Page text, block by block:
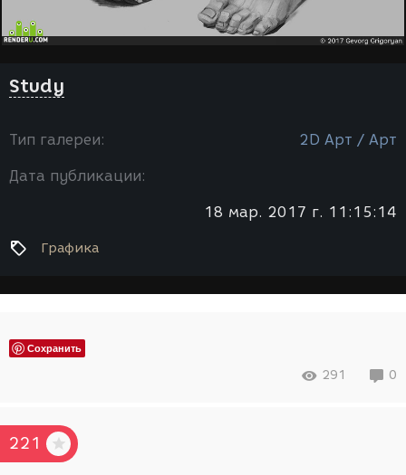
Study
Тип галереи: 2D Арт / Арт
Дата публикации:
18 мар. 2017 г. 11:15:14
Графика
Сохранить
291 0
221